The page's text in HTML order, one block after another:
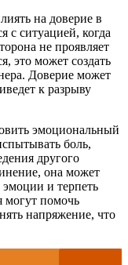
на доверие в
с ситуацией, когда
не проявляет
это может создать
Доверие может
к разрыву
эмоциональный
боль,
другого
она может
и терпеть
могут помочь
напряжение, что